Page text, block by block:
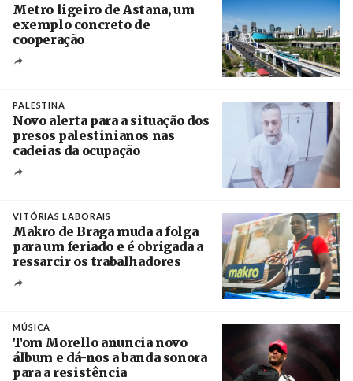
Metro ligeiro de Astana, um
exemplo concreto de
cooperação
PALESTINA
Novo alerta para a situação dos
presos palestinianos nas
cadeias da ocupação
VITÓRIAS LABORAIS
Makro de Braga muda a folga
para um feriado e é obrigada a
ressarcir os trabalhadores
MÚSICA
Tom Morello anuncia novo
álbum e dá-nos a banda sonora
para a resistência